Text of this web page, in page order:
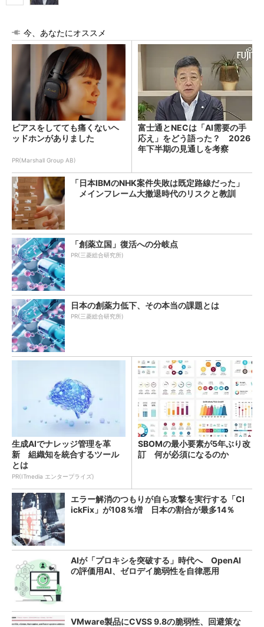
今、あなたにオススメ
ピアスをしてても痛くないヘ
ッドホンがありました
PR(Marshall Group AB)
富士通とNECは「AI需要の手
応え」をどう語った？ 2026
年下半期の見通しを考察
「日本IBMのNHK案件失敗は既定路線だった」
メインフレーム大撤退時代のリスクと教訓
「創薬立国」復活への分岐点
PR(三菱総合研究所)
日本の創薬力低下、その本当の課題とは
PR(三菱総合研究所)
生成AIでナレッジ管理を革
新 組織知を統合するツール
とは
PR(ITmedia エンタープライズ)
SBOMの最小要素が5年ぶり改
訂 何が必須になるのか
エラー解消のつもりが自ら攻撃を実行する「Cl
ickFix」が108％増 日本の割合が最多14％
AIが「プロキシを突破する」時代へ OpenAI
の評価用AI、ゼロデイ脆弱性を自律悪用
VMware製品にCVSS 9.8の脆弱性、回避策な